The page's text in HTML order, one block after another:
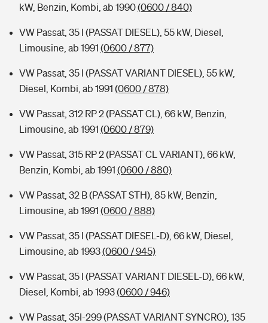
kW, Benzin, Kombi, ab 1990(0600 / 840)
VW Passat, 35 I (PASSAT DIESEL), 55 kW, Diesel,
Limousine, ab 1991 (0600 / 877)
VW Passat, 35 I (PASSAT VARIANT DIESEL), 55 kW,
Diesel, Kombi, ab 1991 (0600 / 878)
VW Passat, 312 RP 2 (PASSAT CL), 66 kW, Benzin,
Limousine, ab 1991 (0600 / 879)
VW Passat, 315 RP 2 (PASSAT CL VARIANT), 66 kW,
Benzin, Kombi, ab 1991 (0600 / 880)
VW Passat, 32 B (PASSAT STH), 85 kW, Benzin,
Limousine, ab 1991 (0600 / 888)
VW Passat, 35 I (PASSAT DIESEL-D), 66 kW, Diesel,
Limousine, ab 1993(0600 / 945)
VW Passat, 35 I (PASSAT VARIANT DIESEL-D), 66 kW,
Diesel, Kombi, ab 1993(0600 / 946)
VW Passat, 35I-299 (PASSAT VARIANT SYNCRO), 135